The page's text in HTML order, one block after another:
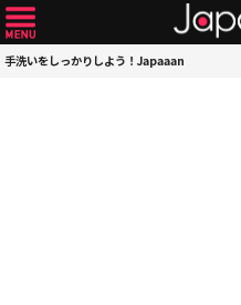
手洗いをしっかりしよう！Japaaan